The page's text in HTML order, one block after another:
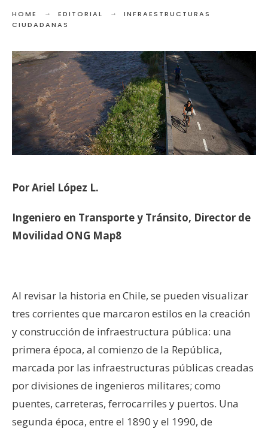
HOME EDITORIAL
INFRAESTRUCTURAS
CIUDADANAS
Por Ariel López L.
Ingeniero en Transporte y Tránsito, Director de
Movilidad ONG Map8
Al revisar la historia en Chile, se pueden visualizar
tres corrientes que marcaron estilos en la creación
y construcción de infraestructura pública: una
primera época, al comienzo de la República,
marcada por las infraestructuras públicas creadas
por divisiones de ingenieros militares; como
puentes, carreteras, ferrocarriles y puertos. Una
segunda época, entre el 1890 y el 1990, de